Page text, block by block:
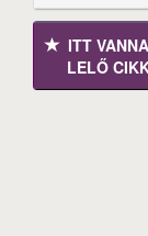
ITT
LELŐ